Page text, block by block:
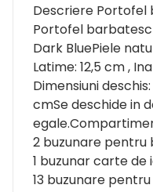
Descriere Portofel
Portofel
Dark BluePiele
Latime: 12,5 cm ,
Dimensiuni
cmSe deschide in
2 buzunare pentru
1 buzunar carte
13 buzunare